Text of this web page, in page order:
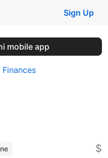
Sign Up
mobile app
Finances
$